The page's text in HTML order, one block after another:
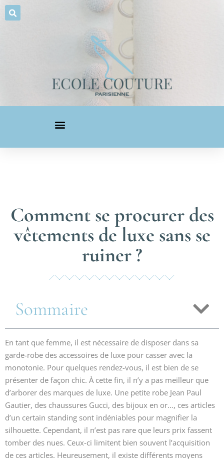
Comment se procurer des
vêtements de luxe sans se
ruiner ?
Sommaire
En tant que femme, il est nécessaire de disposer dans sa
garde-robe des accessoires de luxe pour casser avec la
monotonie. Pour quelques rendez-vous, il est bien de se
présenter de façon chic. À cette fin, il n’y a pas meilleur que
d’arborer des marques de luxe. Une petite robe Jean Paul
Gautier, des chaussures Gucci, des bijoux en or…, ces articles
d’un certain standing sont indéniables pour magnifier la
silhouette. Cependant, il n’est pas rare que leurs prix fassent
tomber des nues. Ceux-ci limitent bien souvent l’acquisition
de ces articles. Heureusement, il existe différents moyens